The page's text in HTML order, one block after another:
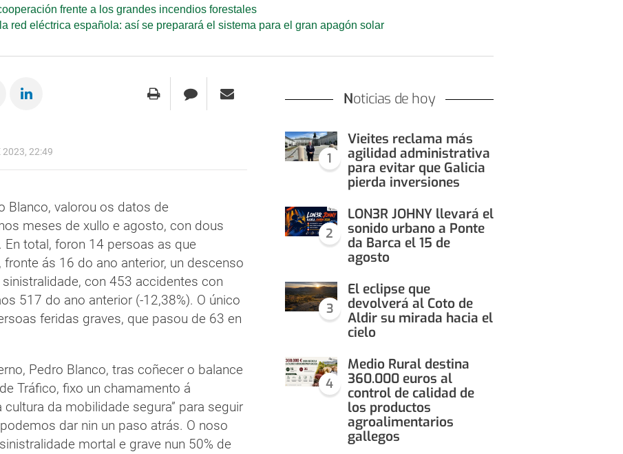
frente a los grandes incendios forestales
red eléctrica española: así se preparará el sistema para el gran apagón solar
2023, 22:49
Blanco, valorou os datos de
meses de xullo e agosto, con dous
total, foron 14 persoas as que
ás 16 do ano anterior, un descenso
con 453 accidentes con
517 do ano anterior (-12,38%). O único
feridas graves, que pasou de 63 en
Pedro Blanco, tras coñecer o balance
Tráfico, fixo un chamamento á
cultura da mobilidade segura” para seguir
dar nin un paso atrás. O noso
mortal e grave nun 50% de
Noticias de hoy
1
Vieites reclama más
agilidad administrativa
para evitar que Galicia
pierda inversiones
2
LON3R JOHNY llevará el
sonido urbano a Ponte
da Barca el 15 de
agosto
3
El eclipse que
devolverá al Coto de
Aldir su mirada hacia el
cielo
4
Medio Rural destina
360.000 euros al
control de calidad de
los productos
agroalimentarios
gallegos